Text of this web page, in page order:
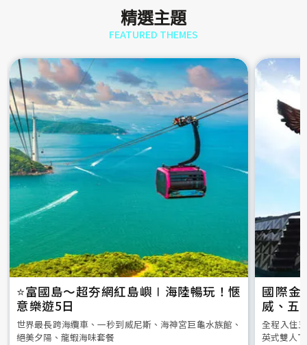
精選主題
FEATURED THEMES
⭐️富國島～超夯網紅島嶼∣海陸暢玩！愜
意樂遊5日
世界最長跨海纜車、一秒到威尼斯、海神宮巨龜水族館、
絕美夕陽、龍蝦海味套餐
國際金
威、五
全程入住
英式雙人